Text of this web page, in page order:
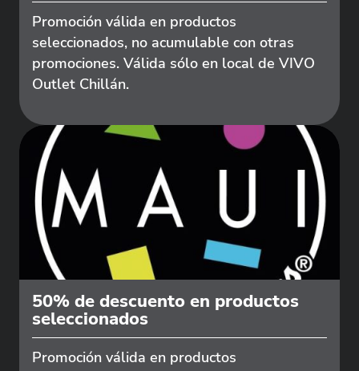
Promoción válida en productos
seleccionados, no acumulable con otras
promociones. Válida sólo en local de VIVO
Outlet Chillán.
50% de descuento en productos
seleccionados
Promoción válida en productos